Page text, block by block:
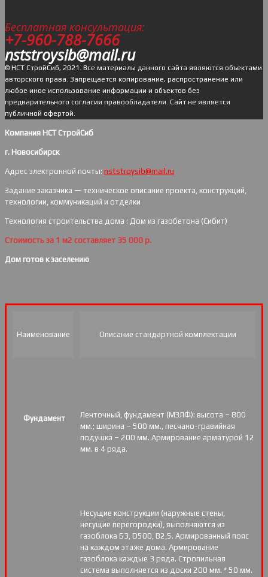
Бесплатная консультация:
+7-960-788-7666
nststroysib@mail.ru
© НСТ СтройСиб, 2021. Все материалы данного сайта являются объектами
авторского права. Запрещается копирование, распространение или
любое иное использование информации и объектов без
предварительного согласия правообладателя. Cайт не является
публичной офертой.
Компания НСТ СтройСиб
г. Новосибирск
Адрес электронной почты: nststroysib@mail.ru
Задание заказчика — техническое описание проекта, конструкций,
технологии, коммуникаций и отделки
Технология строительства дома : Дом из газобетона (Сибит)
Стоимость за 1 м2 составляет 35 000 р.
Дом готов к заселению
Наименование Описание стандартной комплектации
Фундамент
Ленточный, фундамент (МЗЛФ): высота – 800
мм.; ширина – 500 мм., песчано-гравийная
подушка – 200 мм. Армирование арматурой 12
мм. в 4 ряда.
Несущие конструкции (наружные стены,
несущие перегородки), выполняются из
газоблока Б3, D500, В2,5. Армированный пояс
на каждом этаже дома. Армирование
газоблока каждые 3 ряда. Стропильная
система выполняется из доски 200 мм. * 50 мм.